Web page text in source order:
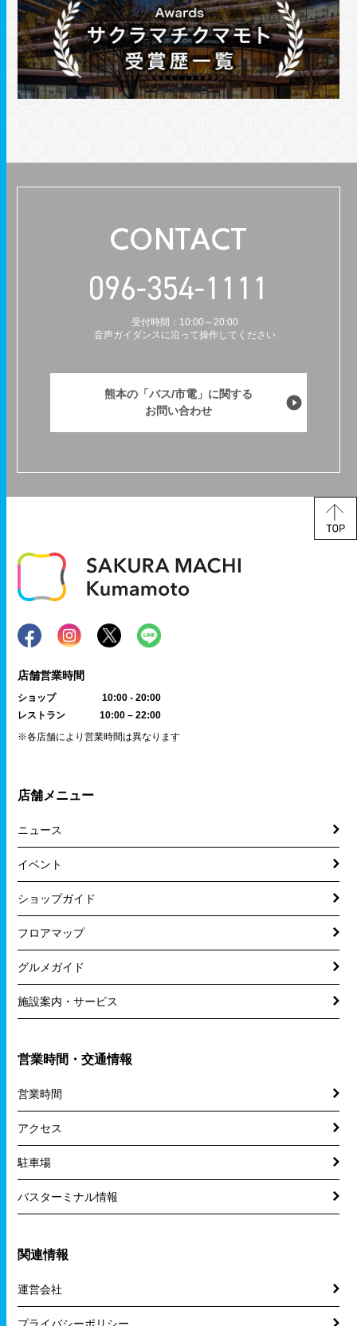
CONTACT
096-354-1111
受付時間：10:00～20:00
音声ガイダンスに沿って操作してください
熊本の「バス/市電」に関する
お問い合わせ
店舗営業時間
ショップ
10:00 - 20:00
レストラン
10:00 – 22:00
※各店舗により営業時間は異なります
店舗メニュー
ニュース
イベント
ショップガイド
フロアマップ
グルメガイド
施設案内・サービス
営業時間・交通情報
営業時間
アクセス
駐車場
バスターミナル情報
関連情報
運営会社